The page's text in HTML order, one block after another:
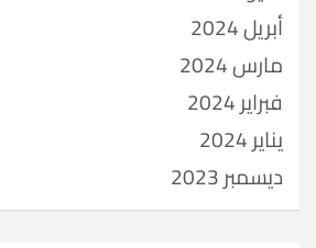
أبريل 2024
مارس 2024
فبراير 2024
يناير 2024
ديسمبر 2023